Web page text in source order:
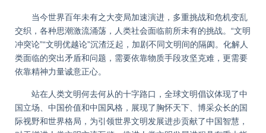
当今世界百年未有之大变局加速演进，多重挑战和危机变乱
交织，各种思潮激流涌荡，人类社会面临前所未有的挑战。“文明
冲突论”“文明优越论”沉渣泛起，加剧不同文明间的隔阂。化解人
类面临的突出矛盾和问题，需要依靠物质手段攻坚克难，更需要
依靠精神力量诚意正心。
站在人类文明何去何从的十字路口，全球文明倡议体现了中
国立场、中国价值和中国风格，展现了胸怀天下、博采众长的国
际视野和世界格局，为引领世界文明发展进步贡献了中国智慧，